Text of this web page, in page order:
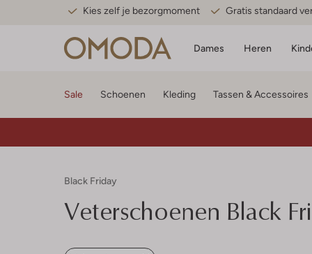
Kies zelf je bezorgmoment Gratis standaard
Dames Heren
Sale Schoenen Kleding Tassen & Accessoires
Black Friday
Veterschoenen Black